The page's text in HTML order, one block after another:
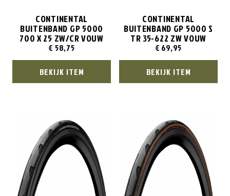
CONTINENTAL
BUITENBAND GP 5000
700 X 25 ZW/CR VOUW
€ 58,75
BEKIJK ITEM
CONTINENTAL
BUITENBAND GP 5000 S
TR 35-622 ZW VOUW
€ 69,95
BEKIJK ITEM